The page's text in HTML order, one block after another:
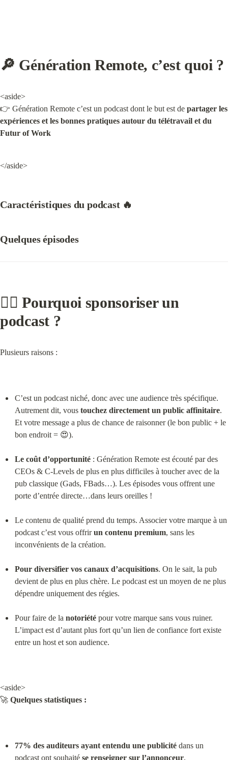
🔎 Génération Remote, c’est quoi ?
<aside>
👉 Génération Remote c’est un podcast dont le but est de partager les
expériences et les bonnes pratiques autour du télétravail et du
Futur of Work
</aside>
Caractéristiques du podcast 🔥
Quelques épisodes
🤷‍♂️ Pourquoi sponsoriser un
podcast ?
Plusieurs raisons :
C’est un podcast niché, donc avec une audience très spécifique.
Autrement dit, vous touchez directement un public affinitaire.
Et votre message a plus de chance de raisonner (le bon public + le
bon endroit = 😍).
Le coût d’opportunité : Génération Remote est écouté par des
CEOs & C-Levels de plus en plus difficiles à toucher avec de la
pub classique (Gads, FBads…). Les épisodes vous offrent une
porte d’entrée directe…dans leurs oreilles !
Le contenu de qualité prend du temps. Associer votre marque à un
podcast c’est vous offrir un contenu premium, sans les
inconvénients de la création.
Pour diversifier vos canaux d’acquisitions. On le sait, la pub
devient de plus en plus chère. Le podcast est un moyen de ne plus
dépendre uniquement des régies.
Pour faire de la notoriété pour votre marque sans vous ruiner.
L’impact est d’autant plus fort qu’un lien de confiance fort existe
entre un host et son audience.
<aside>
🚀 Quelques statistiques :
77% des auditeurs ayant entendu une publicité dans un
podcast ont souhaité se renseigner sur l’annonceur.